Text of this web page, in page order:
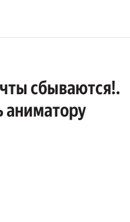
сбываются!.
аниматору